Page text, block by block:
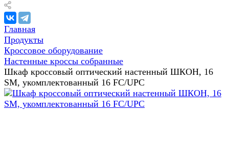
Главная
Продукты
Кроссовое оборудование
Настенные кроссы собранные
Шкаф кроссовый оптический настенный ШКОН, 16
SM, укомплектованный 16 FC/UPC